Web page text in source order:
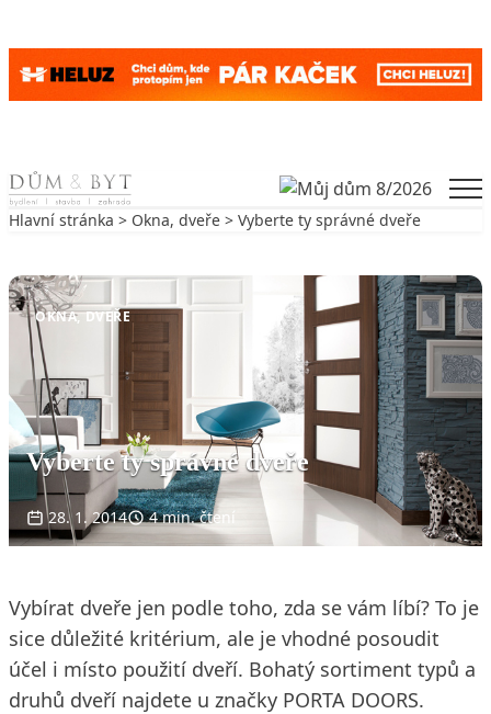
Skip to content
Hlavní stránka > Okna, dveře > Vyberte ty správné dveře
OKNA, DVEŘE
Vyberte ty správné dveře
28. 1. 2014 4 min. čtení
Vybírat dveře jen podle toho, zda se vám líbí? To je
sice důležité kritérium, ale je vhodné posoudit
účel i místo použití dveří. Bohatý sortiment typů a
druhů dveří najdete u značky PORTA DOORS.